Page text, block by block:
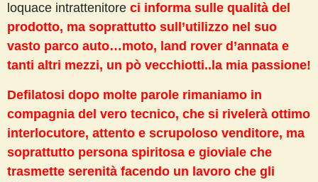
loquace intrattenitore ci informa sulle qualità del
prodotto, ma soprattutto sull’utilizzo nel suo
vasto parco auto…moto, land rover d’annata e
tanti altri mezzi, un pò vecchiotti..la mia passione!
Defilatosi dopo molte parole rimaniamo in
compagnia del vero tecnico, che si rivelerà ottimo
interlocutore, attento e scrupoloso venditore, ma
soprattutto persona spiritosa e gioviale che
trasmette serenità facendo un lavoro che gli